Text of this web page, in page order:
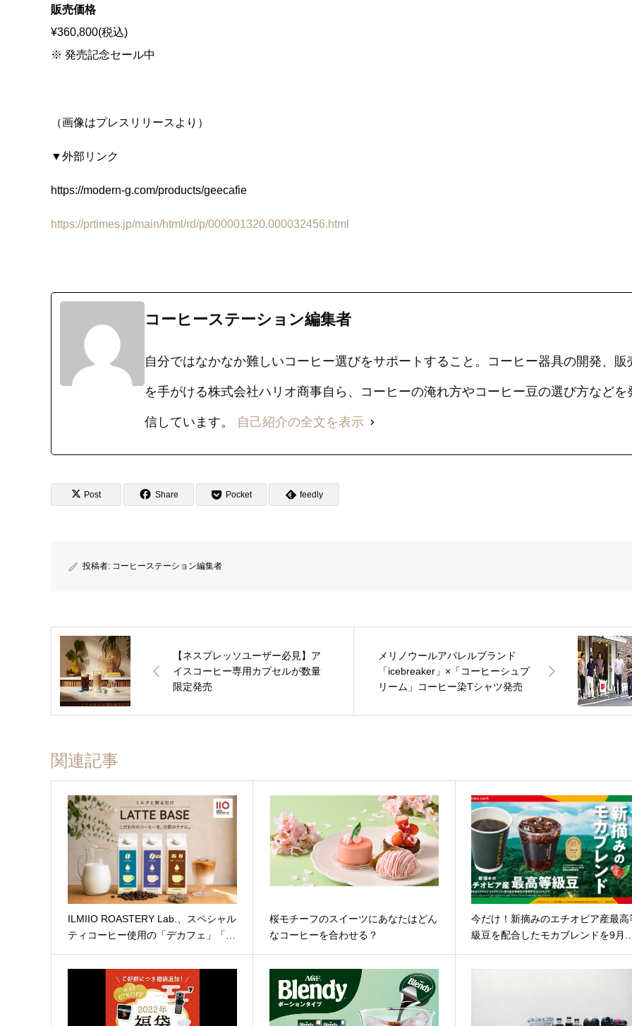
販売価格
¥360,800(税込)
※ 発売記念セール中
（画像はプレスリリースより）
▼外部リンク
https://modern-g.com/products/geecafie
https://prtimes.jp/main/html/rd/p/000001320.000032456.html
コーヒーステーション編集者
自分ではなかなか難しいコーヒー選びをサポートすること。コーヒー器具の開発、販
を手がける株式会社ハリオ商事自ら、コーヒーの淹れ方やコーヒー豆の選び方などを
信しています。 自己紹介の全文を表示
Post Share Pocket feedly
投稿者: コーヒーステーション編集者
【ネスプレッソユーザー必見】ア
イスコーヒー専用カプセルが数量
限定発売
メリノウールアパレルブランド
「icebreaker」×「コーヒーシュプ
リーム」コーヒー染Tシャツ発売
関連記事
ILMIIO ROASTERY Lab.、スペシャル
ティコーヒー使用の「デカフェ」「…
桜モチーフのスイーツにあなたはどん
なコーヒーを合わせる？
今だけ！新摘みのエチオピア産最高
級豆を配合したモカブレンドを9月